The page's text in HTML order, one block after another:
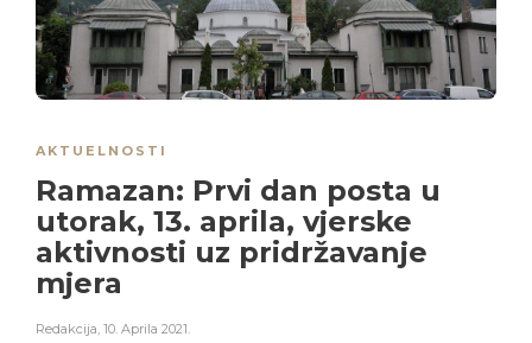
AKTUELNOSTI
Ramazan: Prvi dan posta u
utorak, 13. aprila, vjerske
aktivnosti uz pridržavanje
mjera
Redakcija, 10. Aprila 2021.